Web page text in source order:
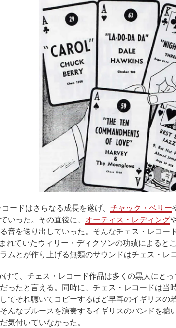
ードはさらなる成長を遂げ、 チャック・ベリー
いった。その直後に、 オーティス・レディング
音を送り出していった。そんなチェス・レコ
れていたウィリー・ディクソンの功績による
ムとが作り上げる無類のサウンドはチェス・レ
けて、チェス・レコード作品は多くの黒人にと
ったと言える。同時に、チェス・レコードは
てそれ聴いてコピーするほど早耳のイギリス
んなブルースを演奏するイギリスのバンドを
気付いていなかった。